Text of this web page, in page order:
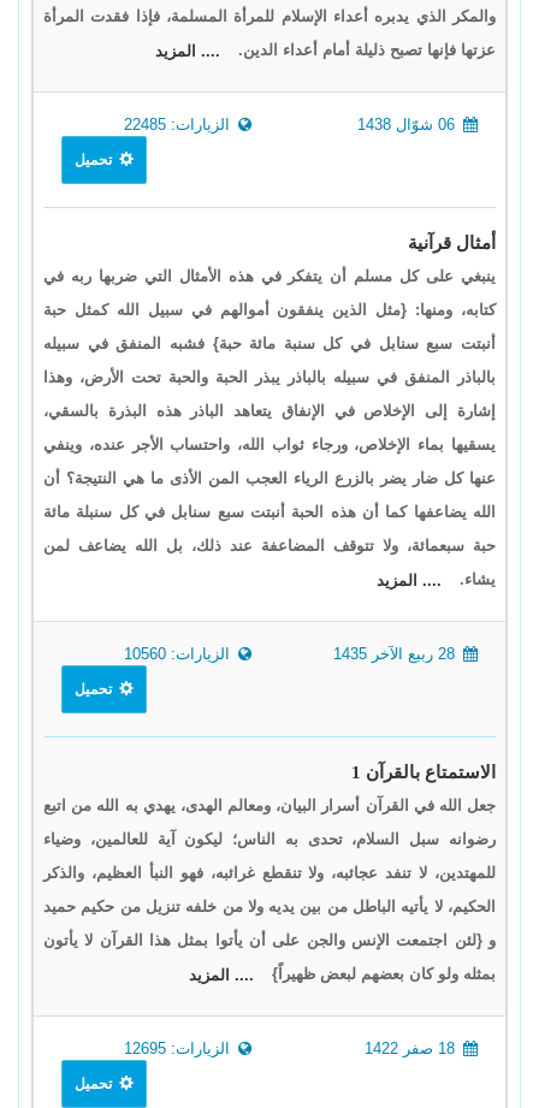
والمكر الذي يدبره أعداء الإسلام للمرأة المسلمة، فإذا فقدت المرأة
عزتها فإنها تصبح ذليلة أمام أعداء الدين.
.... المزيد
الزيارات: 22485
تحميل
أمثال قرآنية
ينبغي على كل مسلم أن يتفكر في هذه الأمثال التي ضربها ربه في
كتابه، ومنها: {مثل الذين ينفقون أموالهم في سبيل الله كمثل حبة
أنبتت سبع سنابل في كل سنبة مائة حبة} فشبه المنفق في سبيله
بالباذر المنفق في سبيله بالباذر يبذر الحبة والحبة تحت الأرض، وهذا
إشارة إلى الإخلاص في الإنفاق يتعاهد الباذر هذه البذرة بالسقي،
يسقيها بماء الإخلاص، ورجاء ثواب الله، واحتساب الأجر عنده، وينفي
عنها كل ضار يضر بالزرع الرياء العجب المن الأذى ما هي النتيجة؟ أن
الله يضاعفها كما أن هذه الحبة أنبتت سبع سنابل في كل سنبلة مائة
حبة سبعمائة، ولا تتوقف المضاعفة عند ذلك، بل الله يضاعف لمن
يشاء.
.... المزيد
الزيارات: 10560
تحميل
الاستمتاع بالقرآن 1
جعل الله في القرآن أسرار البيان، ومعالم الهدى، يهدي به الله من اتبع
رضوانه سبل السلام، تحدى به الناس؛ ليكون آية للعالمين، وضياء
للمهتدين، لا تنفد عجائبه، ولا تنقطع غرائبه، فهو النبأ العظيم، والذكر
الحكيم، لا يأتيه الباطل من بين يديه ولا من خلفه تنزيل من حكيم حميد
و {لئن اجتمعت الإنس والجن على أن يأتوا بمثل هذا القرآن لا يأتون
بمثله ولو كان بعضهم لبعض ظهيراً}
.... المزيد
الزيارات: 12695
تحميل